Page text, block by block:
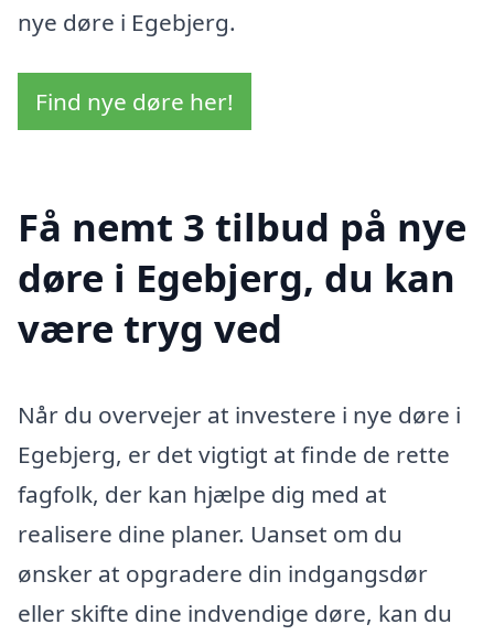
nye døre i Egebjerg.
Find nye døre her!
Få nemt 3 tilbud på nye
døre i Egebjerg, du kan
være tryg ved
Når du overvejer at investere i nye døre i
Egebjerg, er det vigtigt at finde de rette
fagfolk, der kan hjælpe dig med at
realisere dine planer. Uanset om du
ønsker at opgradere din indgangsdør
eller skifte dine indvendige døre, kan du